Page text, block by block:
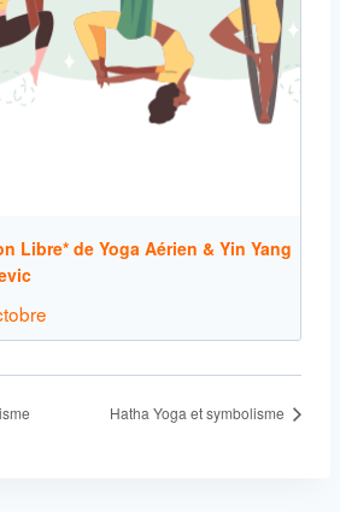
Libre* de Yoga Aérien & Yin Yang
Hatha Yoga et symbolisme